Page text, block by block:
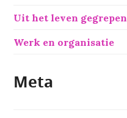
Uit het leven gegrepen
Werk en organisatie
Meta